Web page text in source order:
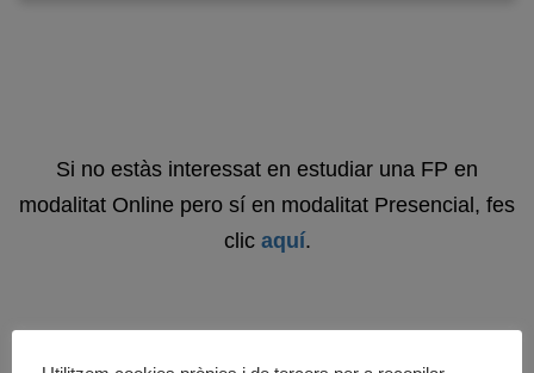
Si no estàs interessat en estudiar una FP en
modalitat Online pero sí en modalitat Presencial, fes
clic aquí.